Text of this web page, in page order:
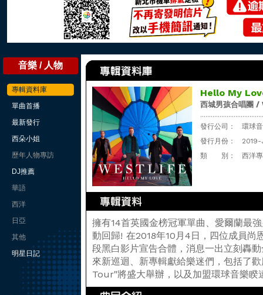
音樂 / 人物
專輯資料庫
單曲首播
最新發行
西朵小姐
歷年人物專訪
DJ推薦
華語
西洋
日亞
其他
明星日記
Hello My
西城男孩合唱團
發行公司：
環球
發行月份：
2019-
類 別：
西洋
擁有14首英國金榜冠軍單曲、愛爾蘭最
動回歸! 在2018年10月4日，四位成員尚
段黑白影片宣告合體，消息一出立刻轟
來新巡迴、新專輯獻給樂迷們，包括了
Tour"將盛大舉辦，以及加盟環球音樂